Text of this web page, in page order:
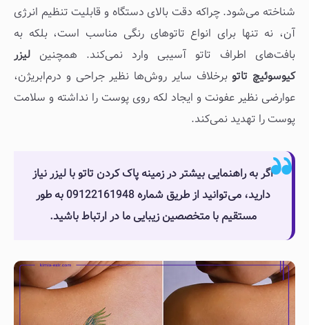
شناخته می‌شود. چراکه دقت بالای دستگاه و قابلیت تنظیم انرژی
آن، نه تنها برای انواع تاتوهای رنگی مناسب است، بلکه به
بافت‌های اطراف تاتو آسیبی وارد نمی‌کند. همچنین لیزر
کیوسوئیچ تاتوبرخلاف سایر روش‌ها نظیر جراحی و درم‌ابریژن،
عوارضی نظیر عفونت و ایجاد لکه روی پوست را نداشته و سلامت
پوست را تهدید نمی‌کند.
اگر به راهنمایی بیشتر در زمینه پاک کردن تاتو با لیزر نیاز
دارید، می‌توانید از طریق شماره 09122161948 به طور
مستقیم با متخصصین زیبایی ما در ارتباط باشید.